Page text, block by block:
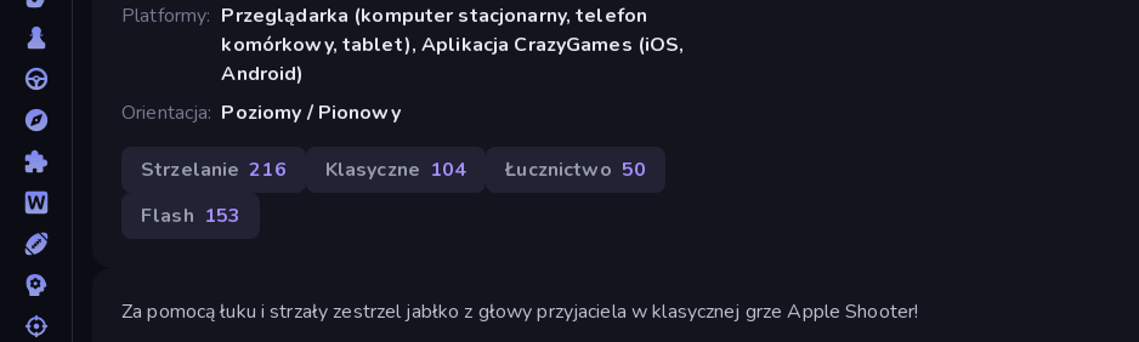
Platformy Przeglądarka (komputer stacjonarny, telefon
komórkowy, tablet), Aplikacja CrazyGames (iOS,
Android)
Orientacja Poziomy / Pionowy
Strzelanie 216 Klasyczne 104 Łucznictwo 50
Flash 153
Za pomocą łuku i strzały zestrzel jabłko z głowy przyjaciela w klasycznej grze Apple Shooter!